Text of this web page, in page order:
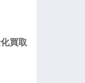
買取